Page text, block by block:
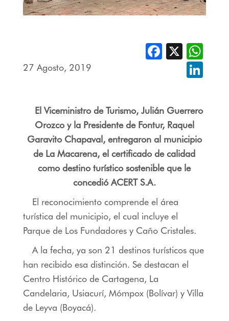
27 Agosto, 2019
Facebook
X
El Viceministro de Turismo, Julián Guerrero
Orozco y la Presidente de Fontur, Raquel
Garavito Chapaval, entregaron al municipio
de La Macarena, el certificado de calidad
como destino turístico sostenible que le
concedió ACERT S.A.
El reconocimiento comprende el área
turística del municipio, el cual incluye el
Parque de Los Fundadores y Caño Cristales.
A la fecha, ya son 21 destinos turísticos que
han recibido esa distinción. Se destacan el
Centro Histórico de Cartagena, La
Candelaria, Usiacurí, Mómpox (Bolívar) y Villa
de Leyva (Boyacá).